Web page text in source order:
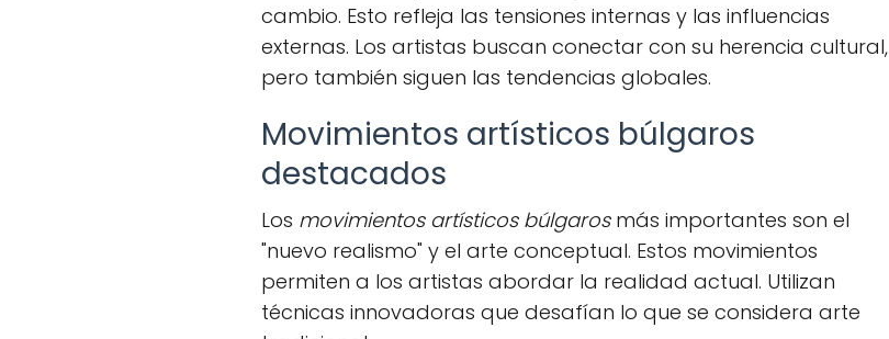
cambio. Esto refleja las tensiones internas y las influencias
externas. Los artistas buscan conectar con su herencia cultural,
pero también siguen las tendencias globales.
Movimientos artísticos búlgaros
destacados
Los movimientos artísticos búlgarosmás importantes son el
"nuevo realismo" y el arte conceptual. Estos movimientos
permiten a los artistas abordar la realidad actual. Utilizan
técnicas innovadoras que desafían lo que se considera arte